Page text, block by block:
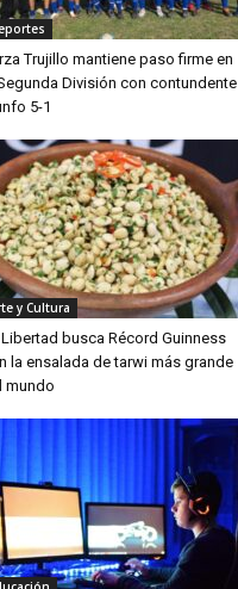
Trujillo mantiene paso firme en
División con contundente
5-1
y Cultura
busca Récord Guinness
la ensalada de tarwi más grande
mundo